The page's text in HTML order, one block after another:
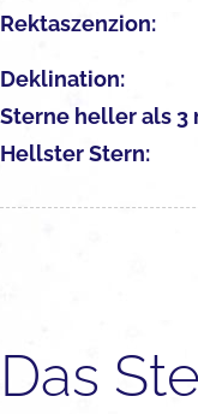
Rektaszenzion:
Deklination:
Sterne heller als 3
Hellster Stern:
Das